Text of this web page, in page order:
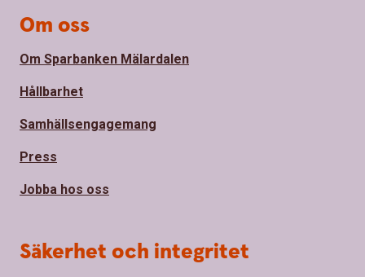
Om oss
Om Sparbanken Mälardalen
Hållbarhet
Samhällsengagemang
Press
Jobba hos oss
Säkerhet och integritet